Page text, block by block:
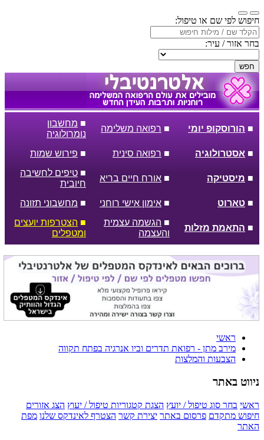
חיפוש לפי שם או טיפול:
בחר אזור / עיר:
חפש
■ הורוסקופ יומי ■ רפואה משלימה
■ מחשבון
נומרולוגיה
■ אסטרולוגיה ■ רפואה סינית ■ פירוש שמות
■ מיסטיקה ■ אורח חיים בריא
■ טיפים לחשיבה
חיובית
■ טארוט ■ אימון אישי רוחני ■ מחשבוני תזונה
■ התאמת מזלות
■ הגשמה עצמית
והעצמה
■ הצטרפות יועצים
ומטפלים
ראשי
מירב מתן - רפואת תדרים וביו אנרגיה בפתח תקווה
הצבעות והמלצות
ניווט באתר
ראשי בחר סוג טיפול / יועץ הצגת קטגוריות טיפול / יעוץ הצג אזורים
חיפוש מתקדם פרסום באתר יצירת קשר הצטרף לאינדקס שלנו מפת
האתר